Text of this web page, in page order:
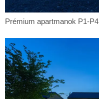
Prémium
P1-
P4
Prémium apartmanok P1-P4